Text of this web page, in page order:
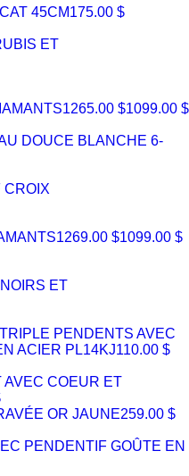
45CM175.00 $
ET
1265.00 $1099.00 $
DOUCE BLANCHE 6-
CROIX
1269.00 $1099.00 $
ET
PENDENTS AVEC
ACIER PL14KJ110.00 $
COEUR ET
OR JAUNE259.00 $
PENDENTIF GOÛTE EN